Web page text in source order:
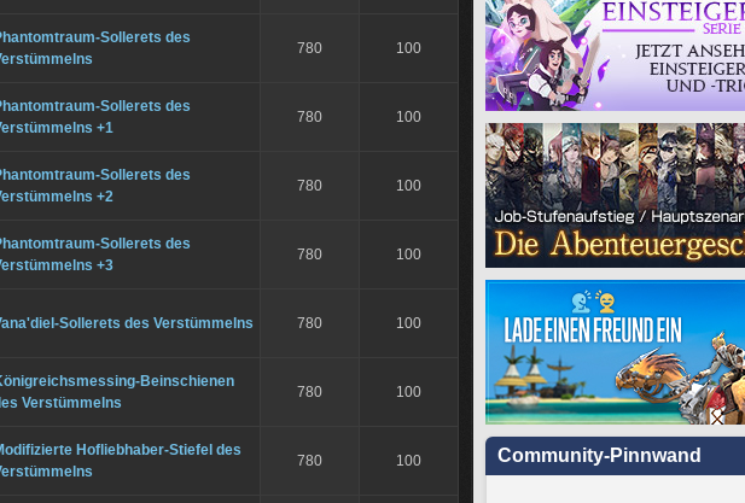
Sollerets des
780 100
Sollerets des
+1
780 100
Sollerets des
+2
780 100
Sollerets des
+3
780 100
Sollerets des Verstümmelns 780 100
Beinschienen
Verstümmelns
780 100
Hofliebhaber-Stiefel des
780 100 Community-Pinnwand